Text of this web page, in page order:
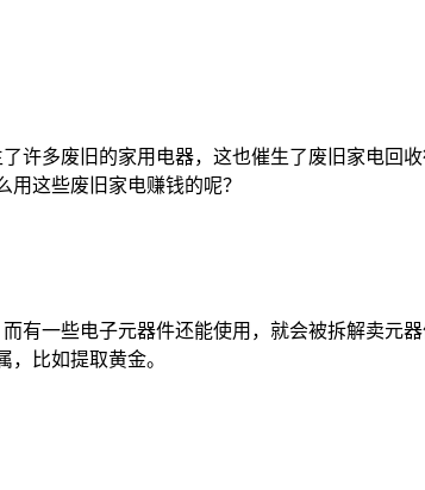
许多废旧的家用电器，这也催生了废旧家电回
这些废旧家电赚钱的呢？
一些电子元器件还能使用，就会被拆解卖元器
比如提取黄金。